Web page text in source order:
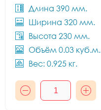
Длина 390 мм.
Ширина 320 мм.
Высота 230 мм.
Объём 0.03 куб.м.
Вес: 0.925 кг.